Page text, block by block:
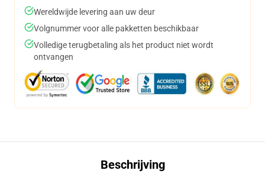
Wereldwijde levering aan uw deur
Volgnummer voor alle pakketten beschikbaar
Volledige terugbetaling als het product niet wordt
ontvangen
Beschrijving